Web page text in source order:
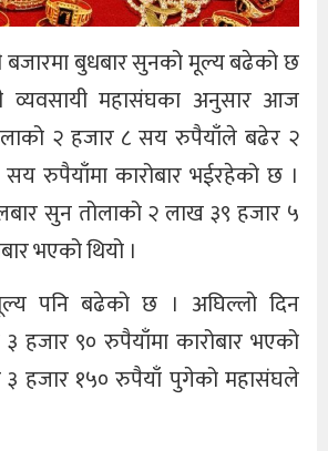
बजारमा बुधबार सुनको मूल्य बढेको छ
व्यवसायी महासंघका अनुसार आज
२ हजार ८ सय रुपैयाँले बढेर २
रुपैयाँमा कारोबार भईरहेको छ ।
सुन तोलाको २ लाख ३९ हजार ५
भएको थियो ।
पनि बढेको छ । अघिल्लो दिन
हजार ९० रुपैयाँमा कारोबार भएको
३ हजार १५० रुपैयाँ पुगेको महासंघले